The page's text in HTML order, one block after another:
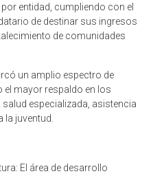
entidad, cumpliendo con el
de destinar sus ingresos
de comunidades
un amplio espectro de
mayor respaldo en los
especializada, asistencia
juventud.
El área de desarrollo